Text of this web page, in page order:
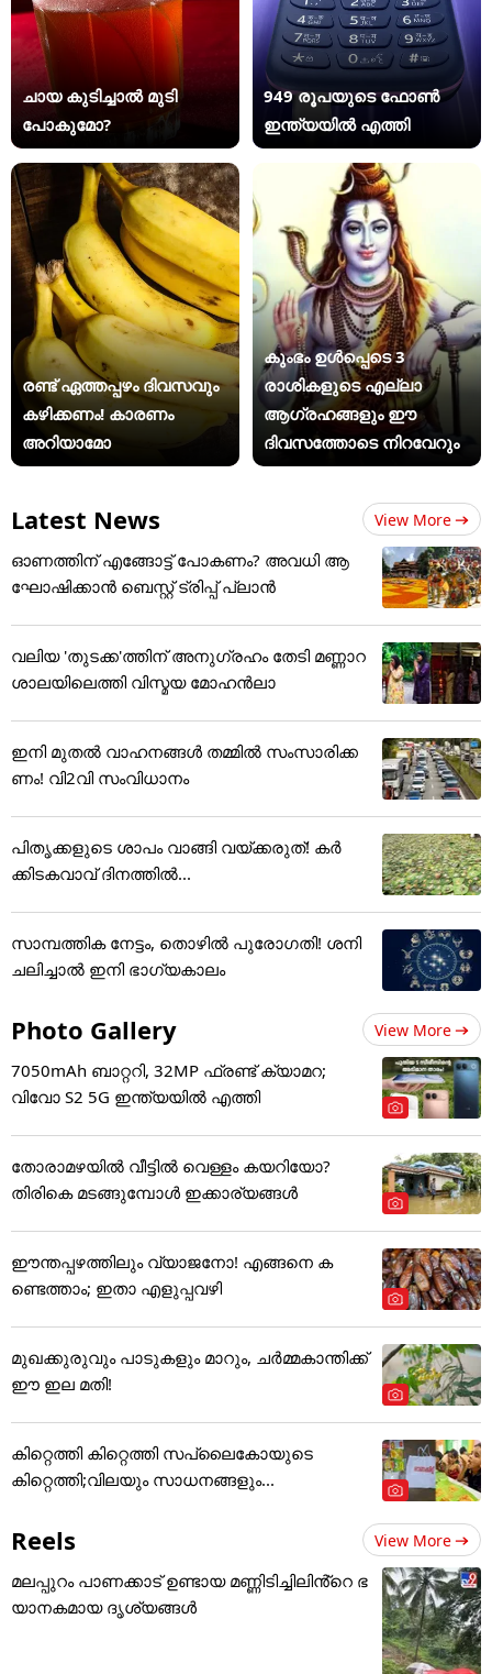
ചായ കുടിച്ചാൽ മുടി
പോകുമോ?
949 രൂപയുടെ ഫോൺ
ഇന്ത്യയിൽ എത്തി
രണ്ട് ഏത്തപ്പഴം ദിവസവും
കഴിക്കണം! കാരണം
അറിയാമോ
കുംഭം ഉൾപ്പെടെ 3
രാശികളുടെ എല്ലാ
ആഗ്രഹങ്ങളും ഈ
ദിവസത്തോടെ നിറവേറും
Latest News View More
ഓണത്തിന് എങ്ങോട്ട് പോകണം? അവധി ആ
ഘോഷിക്കാൻ ബെസ്റ്റ് ട്രിപ്പ് പ്ലാൻ
വലിയ 'തുടക്ക'ത്തിന് അനുഗ്രഹം തേടി മണ്ണാറ
ശാലയിലെത്തി വിസ്മയ മോഹൻലാ
ഇനി മുതൽ വാഹനങ്ങൾ തമ്മിൽ സംസാരിക്ക
ണം! വി2വി സംവിധാനം
പിതൃക്കളുടെ ശാപം വാങ്ങി വയ്ക്കരുത്! കർ
ക്കിടകവാവ് ദിനത്തിൽ...
സാമ്പത്തിക നേട്ടം, തൊഴിൽ പുരോഗതി! ശനി
ചലിച്ചാൽ ഇനി ഭാഗ്യകാലം
Photo Gallery View More
7050mAh ബാറ്ററി, 32MP ഫ്രണ്ട് ക്യാമറ;
വിവോ S2 5G ഇന്ത്യയിൽ എത്തി
തോരാമഴയിൽ വീട്ടിൽ വെള്ളം കയറിയോ?
തിരികെ മടങ്ങുമ്പോൾ ഇക്കാര്യങ്ങൾ
ഈന്തപ്പഴത്തിലും വ്യാജനോ! എങ്ങനെ ക
ണ്ടെത്താം; ഇതാ എളുപ്പവഴി
മുഖക്കുരുവും പാടുകളും മാറും, ചർമ്മകാന്തിക്ക്
ഈ ഇല മതി!
കിറ്റെത്തി കിറ്റെത്തി സപ്ലൈകോയുടെ
കിറ്റെത്തി;വിലയും സാധനങ്ങളും...
Reels View More
മലപ്പുറം പാണക്കാട് ഉണ്ടായ മണ്ണിടിച്ചിലിൻ്റെ ഭ
യാനകമായ ദൃശ്യങ്ങൾ